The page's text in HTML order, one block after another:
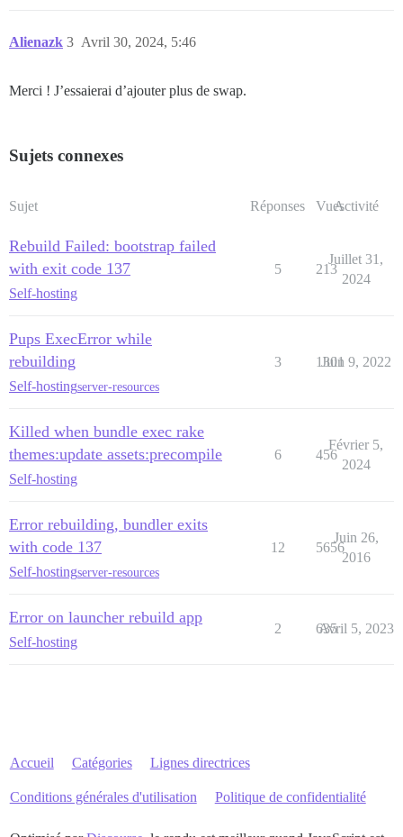
Alienazk Avril 30, 2024, 5:46
3
Merci ! J’essaierai d’ajouter plus de swap.
Sujets connexes
Sujet Réponses VuesActivité
Rebuild Failed: bootstrap failed
with exit code 137
Self-hosting
5 213
Juillet 31,
2024
Pups ExecError while
rebuilding
Self-hostingserver-resources
3 1301
Juin 9, 2022
Killed when bundle exec rake
themes:update assets:precompile
Self-hosting
6 456
Février 5,
2024
Error rebuilding, bundler exits
with code 137
Self-hostingserver-resources
12 5656
Juin 26,
2016
Error on launcher rebuild app
Self-hosting
2 635
Avril 5, 2023
Accueil Catégories Lignes directrices
Conditions générales d'utilisation Politique de confidentialité